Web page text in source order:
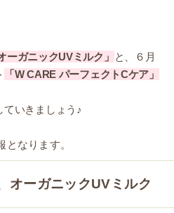
ーガニックUVミルク」 と、６月
「W CARE パーフェクトCケア」
いきましょう♪
なります。
オーガニックUVミルク